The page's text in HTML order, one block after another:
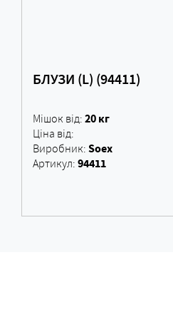
БЛУЗИ (L) (94411)
Мішок від: 20 кг
Ціна від:
Виробник: Soex
Артикул: 94411